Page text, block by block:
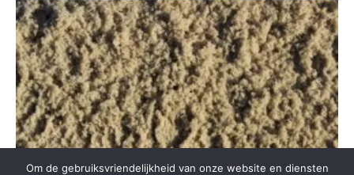
Om de gebruiksvriendelijkheid van onze website en diensten